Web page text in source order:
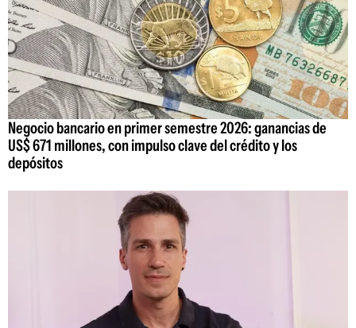
Negocio bancario en primer semestre 2026: ganancias de
US$ 671 millones, con impulso clave del crédito y los
depósitos